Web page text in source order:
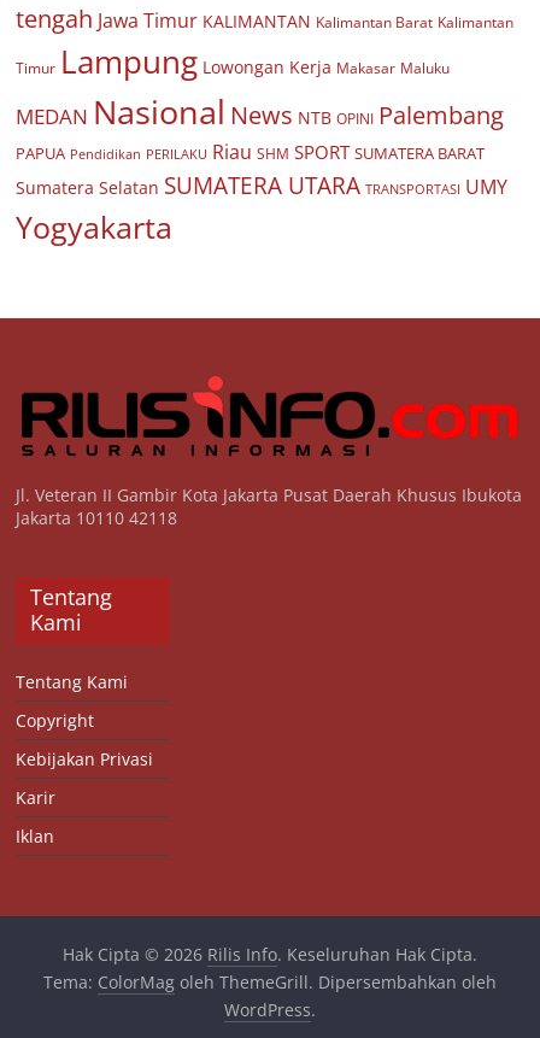
tengah Jawa Timur KALIMANTAN Kalimantan Barat Kalimantan
Timur Lampung Lowongan Kerja Makasar Maluku
MEDAN Nasional News NTB OPINI Palembang
PAPUA Pendidikan PERILAKU Riau SHM SPORT SUMATERA BARAT
Sumatera Selatan SUMATERA UTARA TRANSPORTASI UMY
Yogyakarta
Jl. Veteran II Gambir Kota Jakarta Pusat Daerah Khusus Ibukota
Jakarta 10110 42118
Tentang
Kami
Tentang Kami
Copyright
Kebijakan Privasi
Karir
Iklan
Hak Cipta © 2026 Rilis Info. Keseluruhan Hak Cipta.
Tema: ColorMagoleh ThemeGrill. Dipersembahkan oleh
WordPress.